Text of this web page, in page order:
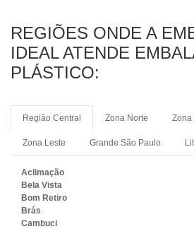
REGIÕES ONDE A
IDEAL ATENDE
PLÁSTICO:
Região Central Zona Norte Zona
Zona Leste Grande São Paulo
Aclimação
Bela Vista
Bom Retiro
Brás
Cambuci